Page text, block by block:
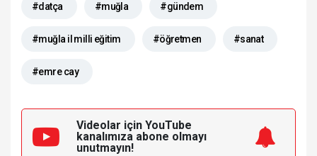
#datça #muğla #gündem
#muğla il milli eğitim #öğretmen #sanat
#emre cay
Videolar için YouTube
kanalımıza abone olmayı
unutmayın!